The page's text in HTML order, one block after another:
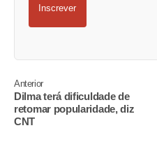
Inscrever
Anterior
Dilma terá dificuldade de
retomar popularidade, diz
CNT